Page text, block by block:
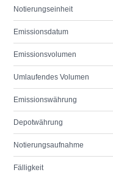
Notierungseinheit
Emissionsdatum
Emissionsvolumen
Umlaufendes Volumen
Emissionswährung
Depotwährung
Notierungsaufnahme
Fälligkeit